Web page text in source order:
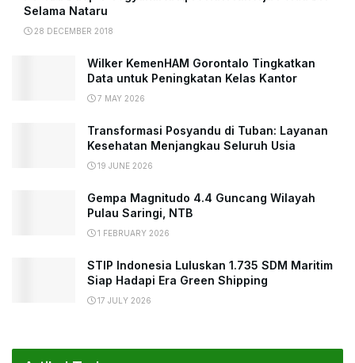
Selama Nataru
28 DECEMBER 2018
Wilker KemenHAM Gorontalo Tingkatkan
Data untuk Peningkatan Kelas Kantor
7 MAY 2026
Transformasi Posyandu di Tuban: Layanan
Kesehatan Menjangkau Seluruh Usia
19 JUNE 2026
Gempa Magnitudo 4.4 Guncang Wilayah
Pulau Saringi, NTB
1 FEBRUARY 2026
STIP Indonesia Luluskan 1.735 SDM Maritim
Siap Hadapi Era Green Shipping
17 JULY 2026